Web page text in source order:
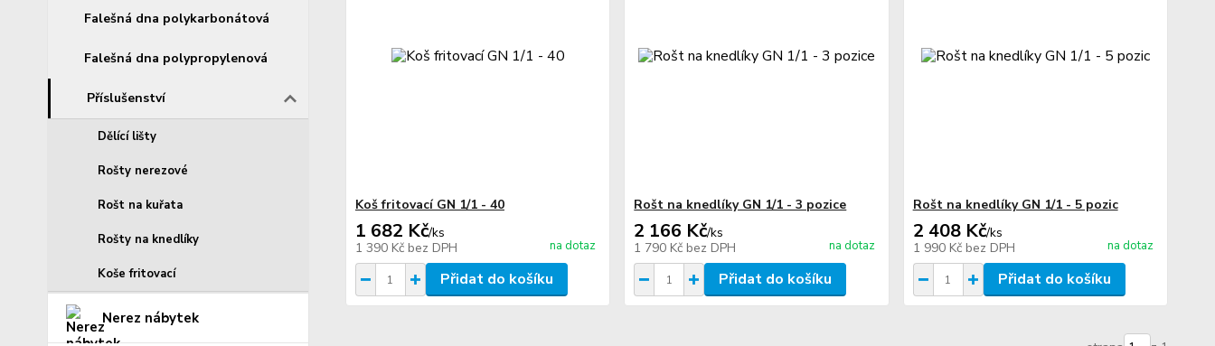
Falešná dna polykarbonátová
Falešná dna polypropylenová
Příslušenství
Dělící lišty
Rošty nerezové
Rošt na kuřata
Rošty na knedlíky
Koše fritovací
Nerez nábytek
Koš fritovací GN 1/1 - 40
1 682 Kč/ks
1 390 Kč bez DPH na dotaz
Přidat do košíku
Rošt na knedlíky GN 1/1 - 3 pozice
2 166 Kč/ks
1 790 Kč bez DPH na dotaz
Přidat do košíku
Rošt na knedlíky GN 1/1 - 5 pozic
2 408 Kč/ks
1 990 Kč bez DPH na dotaz
Přidat do košíku